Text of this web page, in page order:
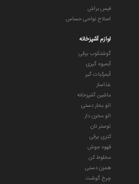
فیس براش
اصلاح نواحی حساس
لوازم آشپزخانه
گوشتکوب برقی
آبمیوه گیری
آبمرکبات گیر
غذاساز
ماشین آشپزخانه
اتو بخار دستی
اتو مخزن دار
توستر نان
کتری برقی
قهوه جوش
مخلوط کن
همزن دستی
چرخ گوشت